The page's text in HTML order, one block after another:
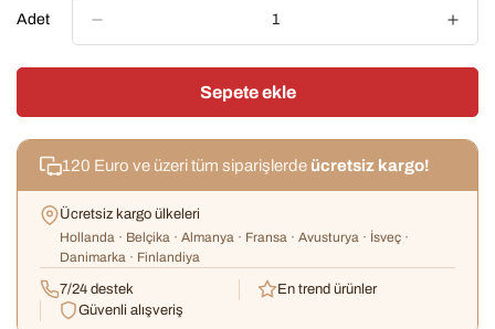
Adet
Sepete ekle
120 Euro ve üzeri tüm siparişlerde ücretsiz kargo!
Ücretsiz kargo ülkeleri
Hollanda · Belçika · Almanya · Fransa · Avusturya · İsveç ·
Danimarka · Finlandiya
7/24 destek
En trend ürünler
Güvenli alışveriş